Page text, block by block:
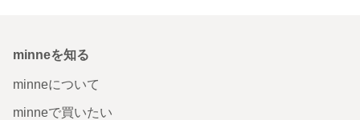
minneを知る
minneについて
minneで買いたい